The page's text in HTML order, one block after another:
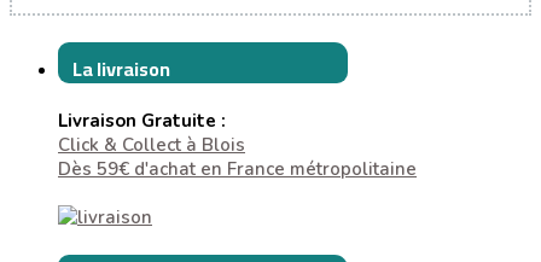
La livraison
Livraison Gratuite :
Click & Collect à Blois
Dès 59€ d'achat en France métropolitaine